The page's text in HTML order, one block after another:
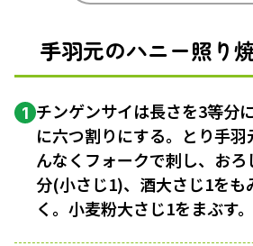
手羽元のハニー照り
1 チンゲンサイは長さを3等分
に六つ割りにする。とり手
んなくフォークで刺し、お
分(小さじ1)、酒大さじ1をも
く。小麦粉大さじ1をまぶす。